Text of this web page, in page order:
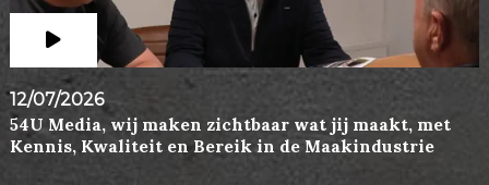
12/07/2026
54U Media, wij maken zichtbaar wat jij maakt, met
Kennis, Kwaliteit en Bereik in de Maakindustrie